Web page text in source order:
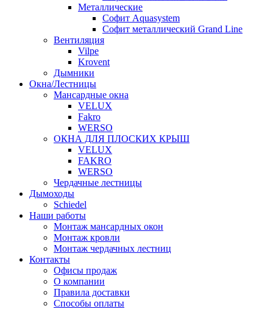
Металлические
Софит Aquasystem
Софит металлический Grand Line
Вентиляция
Vilpe
Krovent
Дымники
Окна/Лестницы
Мансардные окна
VELUX
Fakro
WERSO
ОКНА ДЛЯ ПЛОСКИХ КРЫШ
VELUX
FAKRO
WERSO
Чердачные лестницы
Дымоходы
Schiedel
Наши работы
Монтаж мансардных окон
Монтаж кровли
Монтаж чердачных лестниц
Контакты
Офисы продаж
О компании
Правила доставки
Способы оплаты